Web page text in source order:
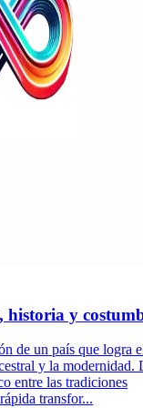
y
de un país que logra
y la modernidad.
entre las tradiciones
transfor...